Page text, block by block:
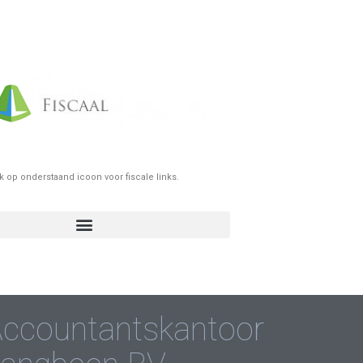
op onderstaand icoon voor fiscale links.